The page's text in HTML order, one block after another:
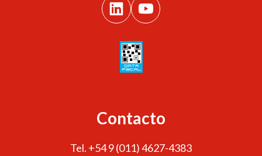
Contacto
Tel. +54 9 (011) 4627-4383